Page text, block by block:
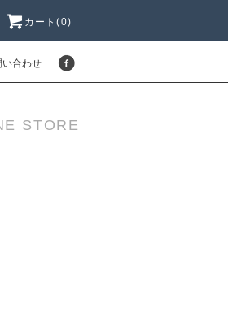
カート(0)
い合わせ
STORE